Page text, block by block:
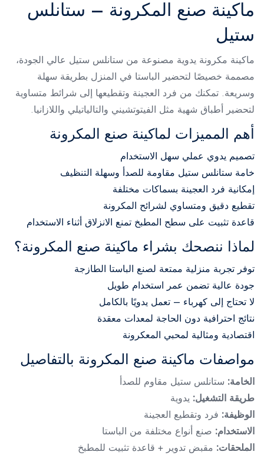
ماكينة صنع المكرونة – ستانلس
ستيل
ماكينة مكرونة يدوية مصنوعة من ستانلس ستيل عالي الجودة،
مصممة خصيصًا لتحضير الباستا في المنزل بطريقة سهلة
وسريعة. تمكنك من فرد العجينة وتقطيعها إلى شرائط متساوية
لتحضير أطباق شهية مثل الفيتوتشيني والتالياتيلي واللازانيا.
أهم المميزات لماكينة صنع المكرونة
تصميم يدوي عملي سهل الاستخدام
خامة ستانلس ستيل مقاومة للصدأ وسهلة التنظيف
إمكانية فرد العجينة بسماكات مختلفة
تقطيع دقيق ومتساوي لشرائح المكرونة
قاعدة تثبيت على سطح المطبخ تمنع الانزلاق أثناء الاستخدام
لماذا ننصحك بشراء ماكينة صنع المكرونة؟
توفر تجربة منزلية ممتعة لصنع الباستا الطازجة
جودة عالية تضمن عمر استخدام طويل
لا تحتاج إلى كهرباء – تعمل يدويًا بالكامل
نتائج احترافية دون الحاجة لمعدات معقدة
اقتصادية ومثالية لمحبي المعكرونة
مواصفات ماكينة صنع المكرونة بالتفاصيل
الخامة: ستانلس ستيل مقاوم للصدأ
طريقة التشغيل: يدوية
الوظيفة: فرد وتقطيع العجينة
الاستخدام: صنع أنواع مختلفة من الباستا
الملحقات: مقبض تدوير + قاعدة تثبيت للمطبخ